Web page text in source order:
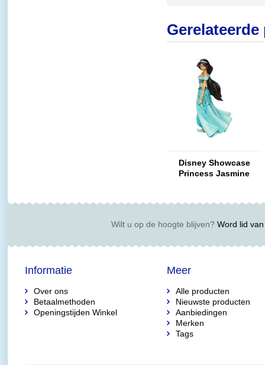
Disney Showcase
Princess Jasmine
Wilt u op de hoogte blijven?Word lid van
Informatie
Over ons
Betaalmethoden
Openingstijden Winkel
Meer
Alle producten
Nieuwste producten
Aanbiedingen
Merken
Tags